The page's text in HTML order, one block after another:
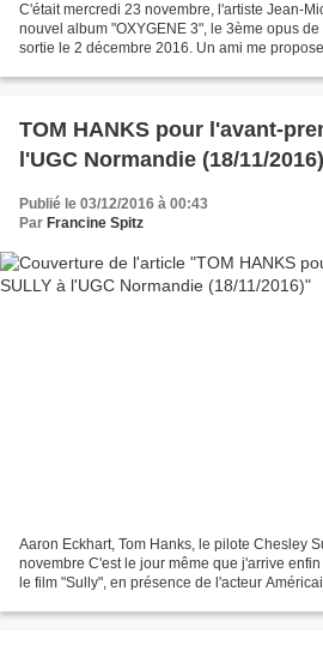
C'était mercredi 23 novembre, l'artiste Jean-
nouvel album "OXYGENE 3", le 3ème opus
sortie le 2 décembre 2016. Un ami me
TOM HANKS pour l'avant-
l'UGC Normandie (18/11/2016)
Publié le 03/12/2016 à 00:43
Par Francine Spitz
Aaron Eckhart, Tom Hanks, le pilote Chesley
novembre C'est le jour même que j'arrive
le film "Sully", en présence de l'acteur